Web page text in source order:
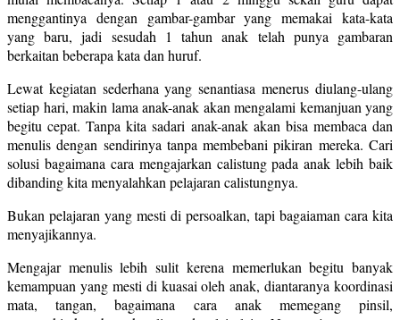
menggantinya dengan gambar-gambar yang memakai kata-kata
yang baru, jadi sesudah 1 tahun anak telah punya gambaran
berkaitan beberapa kata dan huruf.
Lewat kegiatan sederhana yang senantiasa menerus diulang-ulang
setiap hari, makin lama anak-anak akan mengalami kemanjuan yang
begitu cepat. Tanpa kita sadari anak-anak akan bisa membaca dan
menulis dengan sendirinya tanpa membebani pikiran mereka. Cari
solusi bagaimana cara mengajarkan calistung pada anak lebih baik
dibanding kita menyalahkan pelajaran calistungnya.
Bukan pelajaran yang mesti di persoalkan, tapi bagaiaman cara kita
menyajikannya.
Mengajar menulis lebih sulit kerena memerlukan begitu banyak
kemampuan yang mesti di kuasai oleh anak, diantaranya koordinasi
mata, tangan, bagaimana cara anak memegang pinsil,